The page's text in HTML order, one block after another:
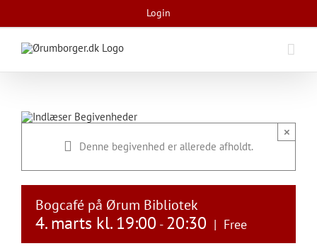
content
Login
Denne begivenhed er allerede afholdt.
×
Bogcafé på Ørum Bibliotek
4. marts kl. 19:00 - 20:30 | Free